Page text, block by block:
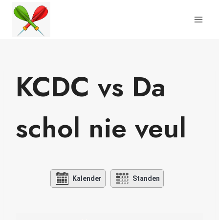
Doorgaan
naar
inhoud
KCDC vs Da
schol nie veul
Kalender Standen